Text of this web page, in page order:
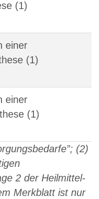
(1)
einer
(1)
einer
(1)
(2)
2 der Heilmittel-
Merkblatt ist nur